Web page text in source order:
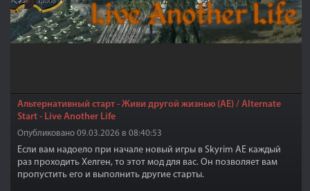
Альтернативный старт - Живи другой жизнью (AE) / Alternate
Start - Live Another Life
Опубликовано 09.03.2026 в 08:40:53
Если вам надоело при начале новый игры в Skyrim AE каждый
раз проходить Хелген, то этот мод для вас. Он позволяет вам
пропустить его и выполнить другие старты.